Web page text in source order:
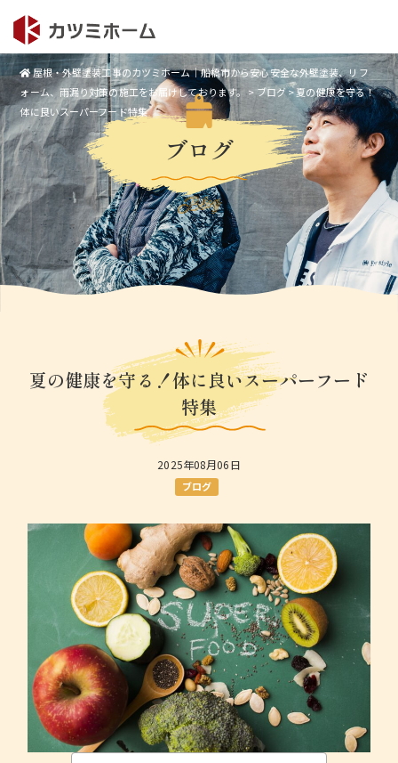
屋根・外壁塗装工事のカツミホーム｜船橋市から安心安全な外壁塗装、リフ
ォーム、雨漏り対策の施工をお届けしております。>ブログ>夏の健康を守る！
体に良いスーパーフード特集
ブログ
Blog
夏の健康を守る！体に良いスーパーフード
特集
2025年08月06日
ブログ